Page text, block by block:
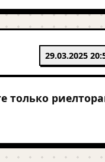
29.03.2025
только